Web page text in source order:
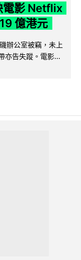
電影 Netflix
億港元
辦公室被竊，未上
亦告失蹤。電影...